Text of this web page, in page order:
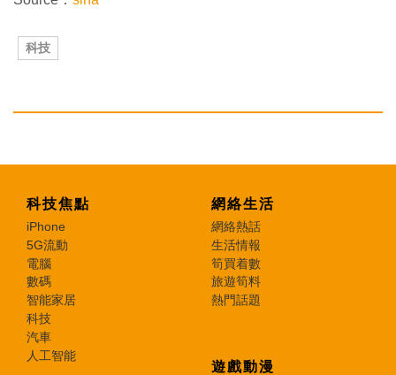
科技
科技焦點
iPhone
5G流動
電腦
數碼
智能家居
科技
汽車
人工智能
網絡生活
網絡熱話
生活情報
筍買着數
旅遊筍料
熱門話題
遊戲動漫